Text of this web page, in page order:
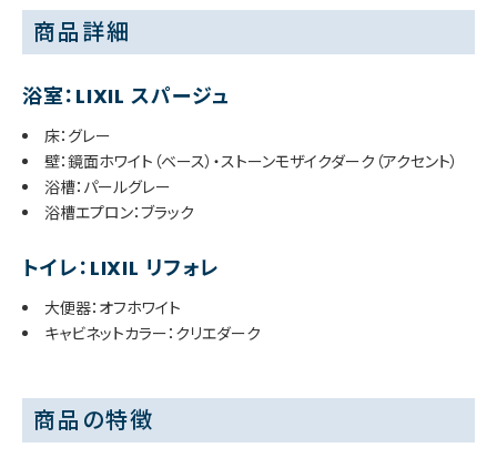
商品詳細
浴室：LIXIL スパージュ
床：グレー
壁：鏡面ホワイト（ベース）・ストーンモザイクダーク（アクセント）
浴槽：パールグレー
浴槽エプロン：ブラック
トイレ：LIXIL リフォレ
大便器：オフホワイト
キャビネットカラー：クリエダーク
商品の特徴